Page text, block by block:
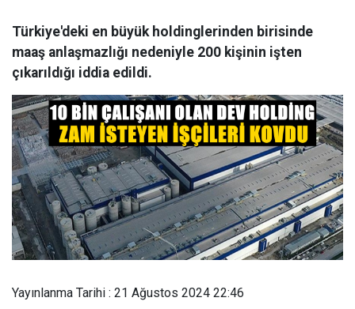
Türkiye'deki en büyük holdinglerinden birisinde
maaş anlaşmazlığı nedeniyle 200 kişinin işten
çıkarıldığı iddia edildi.
Yayınlanma Tarihi : 21 Ağustos 2024 22:46